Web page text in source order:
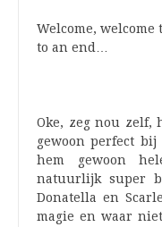
Welcome, welcome
to an end…
Oke, zeg nou zelf,
gewoon perfect
hem gewoon
natuurlijk super
Donatella en
magie en waar